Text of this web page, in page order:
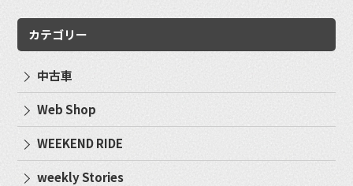
カテゴリー
中古車
Web Shop
WEEKEND RIDE
weekly Stories